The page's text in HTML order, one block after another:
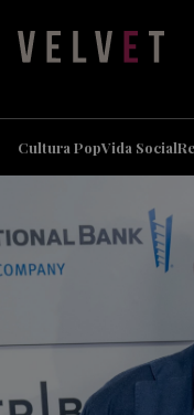
Cultura PopVida Social